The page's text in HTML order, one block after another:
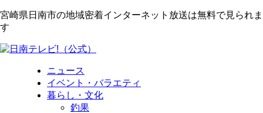
宮崎県日南市の地域密着インターネット放送は無料で見られま
す
ニュース
イベント・バラエティ
暮らし・文化
釣果